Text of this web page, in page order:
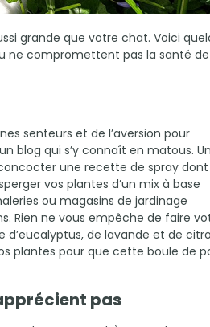
grande que votre chat. Voici
ne compromettent pas la santé
senteurs et de l’aversion pour
blog qui s’y connaît en matous.
une recette de spray dont
vos plantes d’un mix à base
ou magasins de jardinage
Rien ne vous empêche de faire
d’eucalyptus, de lavande et de
plantes pour que cette boule de
pas